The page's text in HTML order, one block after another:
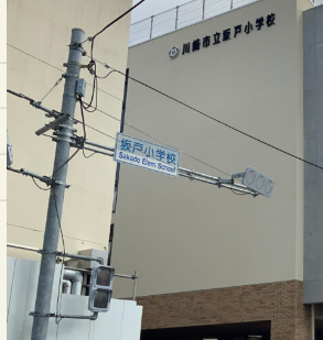
事業内容
空気調和設備工事
給排水衛生設備工事
電気設備工事
鉄骨架台工事